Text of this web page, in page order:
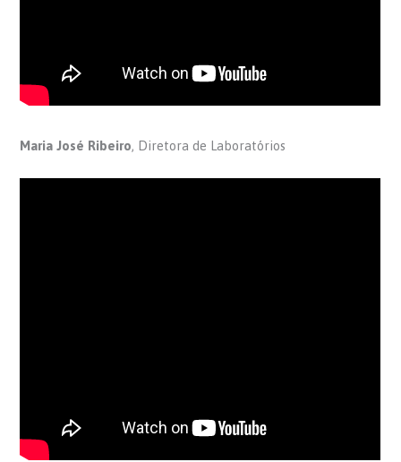
Maria José Ribeiro, Diretora de Laboratórios